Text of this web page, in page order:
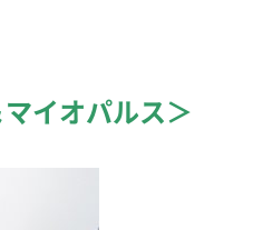
イオパルス＞